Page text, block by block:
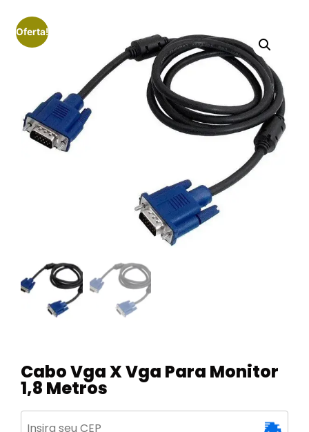
Oferta!
Cabo Vga X Vga Para Monitor
1,8 Metros